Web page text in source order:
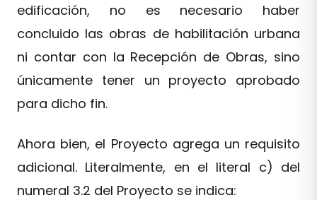
edificación, no es necesario haber
concluido las obras de habilitación urbana
ni contar con la Recepción de Obras, sino
únicamente tener un proyecto aprobado
para dicho fin.
Ahora bien, el Proyecto agrega un requisito
adicional. Literalmente, en el literal c) del
numeral 3.2 del Proyecto se indica: